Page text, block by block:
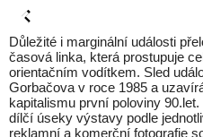
Důležité i marginální události
časová linka, která prostupuje
orientačním vodítkem. Sled
Gorbačova v roce 1985 a
kapitalismu první poloviny
dílčí úseky výstavy podle
reklamní a komerční fotografie